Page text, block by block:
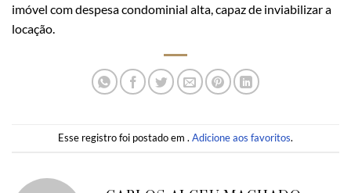
imóvel com despesa condominial alta, capaz de inviabilizar a
locação.
Esse registro foi postado em . Adicione aos favoritos.